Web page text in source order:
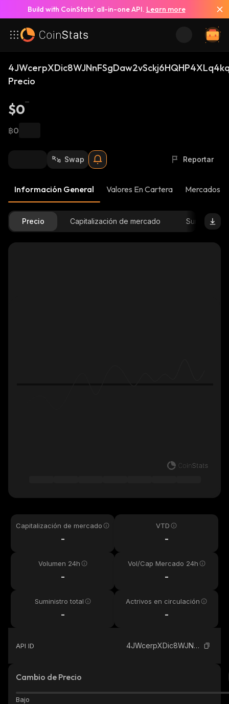
Build with CoinStats’ all-in-one API. Learn more
Precio
$0
฿0
Swap Reportar
Información General Valores En Cartera Mercados
Precio Capitalización de mercado Suministro
Capitalización de mercado
-
VTD
-
Volumen 24h
-
Vol/Cap Mercado 24h
-
Suministro total
-
Actrivos en circulación
-
API ID 4JWcerpXDic8WJNnFSgDaw2vSckj6HQHP4XLq4kqpump_solana
Cambio de Precio
Bajo